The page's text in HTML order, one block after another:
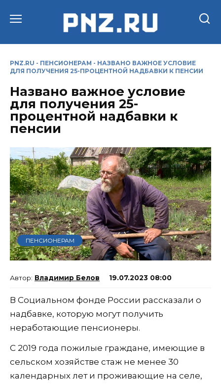
PNZ.RU - ПЕНСИОНЕРАМ - НАЗВАНО ВАЖНОЕ УСЛОВИЕ
ДЛЯ ПОЛУЧЕНИЯ 25-ПРОЦЕНТНОЙ НАДБАВКИ К ПЕНСИИ
Названо важное условие
для получения 25-
процентной надбавки к
пенсии
ПЕНСИОНЕРАМ
Владимир Белов 19.07.2023 08:00
В Социальном фонде России рассказали о
надбавке, которую могут получить
неработающие пенсионеры.
С 2019 года пожилые граждане, имеющие в
сельском хозяйстве стаж не менее 30
календарных лет и проживающие на селе,